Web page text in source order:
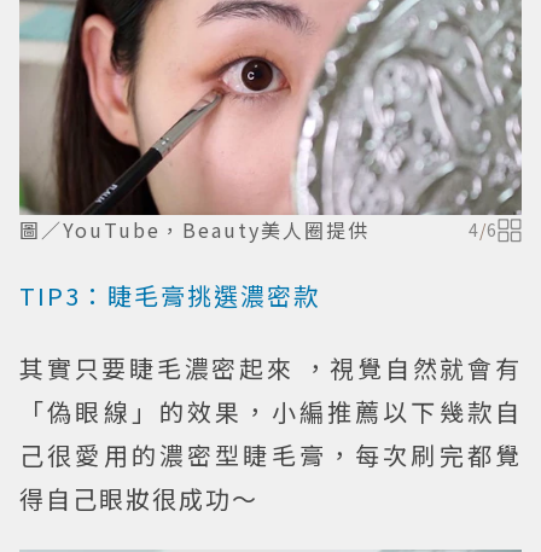
圖／YouTube，Beauty美人圈提供 4/6
TIP3：睫毛膏挑選濃密款
其實只要睫毛濃密起來 ，視覺自然就會有
「偽眼線」的效果，小編推薦以下幾款自
己很愛用的濃密型睫毛膏，每次刷完都覺
得自己眼妝很成功～